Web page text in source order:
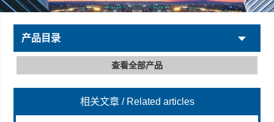
深圳市深博瑞仪器仪表有限公司
产品目录
查看全部产品
相关文章 / Related articles